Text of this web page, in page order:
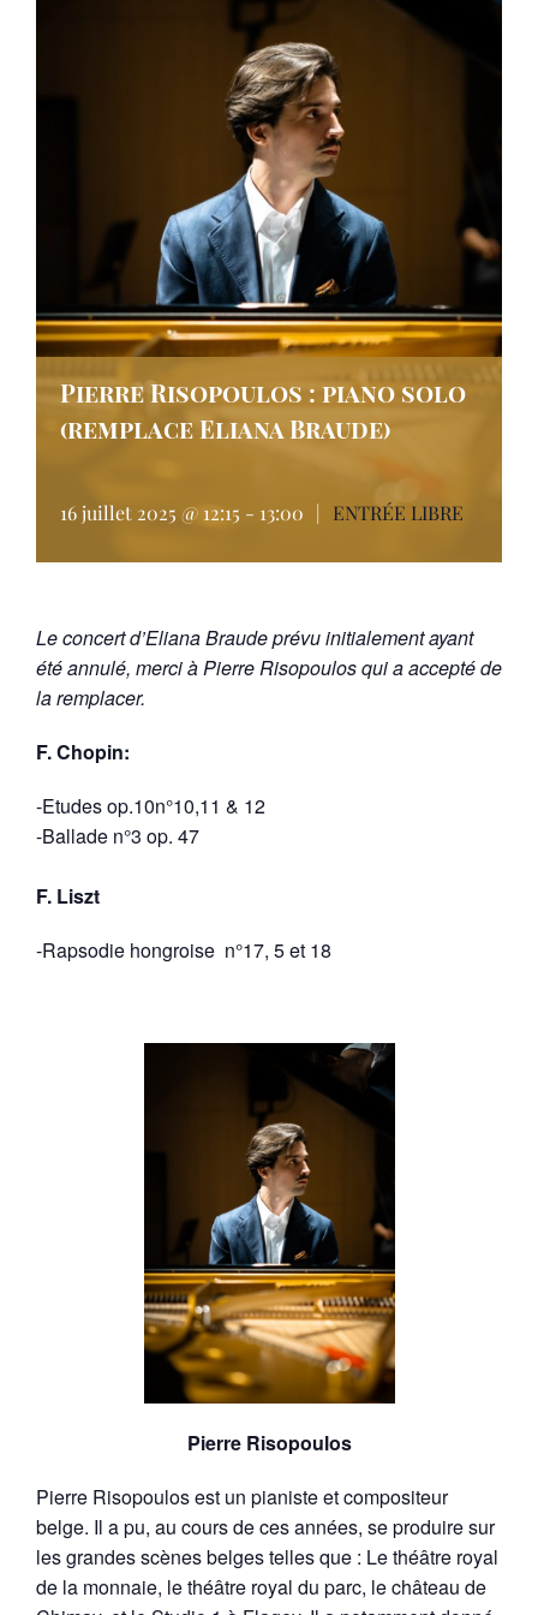
Pierre Risopoulos : piano solo
(remplace Eliana Braude)
16 juillet 2025 @ 12:15 - 13:00 | ENTRÉE LIBRE
Le concert d’Eliana Braude prévu initialement ayant
été annulé, merci à Pierre Risopoulos qui a accepté de
la remplacer.
F. Chopin:
-Etudes op.10n°10,11 & 12
-Ballade n°3 op. 47
F. Liszt
-Rapsodie hongroise n°17, 5 et 18
Pierre Risopoulos
Pierre Risopoulos est un pianiste et compositeur
belge. Il a pu, au cours de ces années, se produire sur
les grandes scènes belges telles que : Le théâtre royal
de la monnaie, le théâtre royal du parc, le château de